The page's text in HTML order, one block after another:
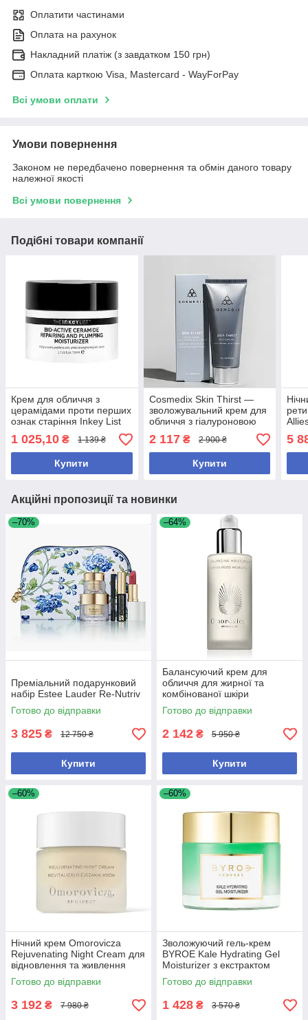
Оплатити частинами
Оплата на рахунок
Накладний платіж (з завдатком 150 грн)
Оплата карткою Visa, Mastercard - WayForPay
Всі умови оплати
Умови повернення
Законом не передбачено повернення та обмін даного товару
належної якості
Всі умови повернення
Подібні товари компанії
Крем для обличчя з
церамідами проти перших
ознак старіння Inkey List
Bio-Active Ceramide
Moisturizer
1 025,10 ₴ 1 139 ₴
Купити
Cosmedix Skin Thirst —
зволожувальний крем для
обличчя з гіалуроновою
кислотою, 60 мл
2 117₴ 2 900 ₴
Купити
&
5
Акційні пропозиції та новинки
–70%
Преміальний подарунковий
набір Estee Lauder Re-Nutriv
Готово до відправки
3 825 ₴ 12 750 ₴
Купити
–64%
Балансуючий крем для
обличчя для жирної та
комбінованої шкіри
Omorovicza Balancing
Moisturiser 50 мл
Готово до відправки
2 142 ₴ 5 950 ₴
Купити
–60%
Нічний крем Omorovicza
Rejuvenating Night Cream для
відновлення та живлення
шкіри 50 мл
Готово до відправки
3 192 ₴ 7 980 ₴
–60%
Зволожуючий гель-крем
BYROE Kale Hydrating Gel
Moisturizer з екстрактом
кейлу для інтенсивного
зволоження шкіри, 50 мл
Готово до відправки
1 428 ₴ 3 570 ₴